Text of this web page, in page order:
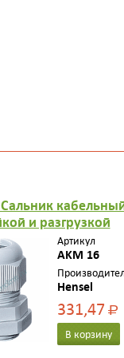
и разгрузкой
герметичная зона
65, M 16, цвет
Артикул
AKM 16
Hensel
331,47Р
В корзину